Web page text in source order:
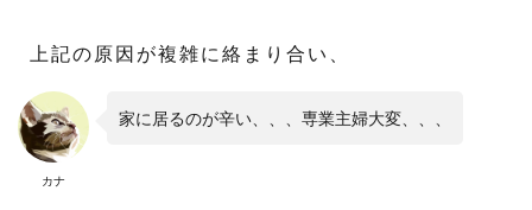
上記の原因が複雑に絡まり合い、
カナ
家に居るのが辛い、、、専業主婦大変、、、